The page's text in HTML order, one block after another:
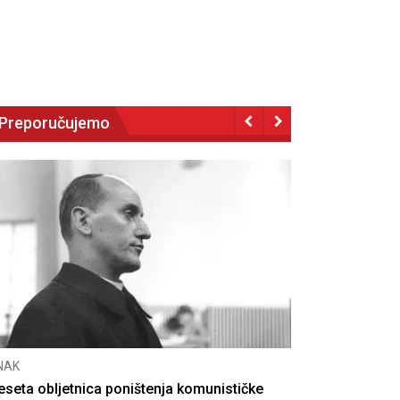
Preporučujemo
obljetnica poništenja komunističke